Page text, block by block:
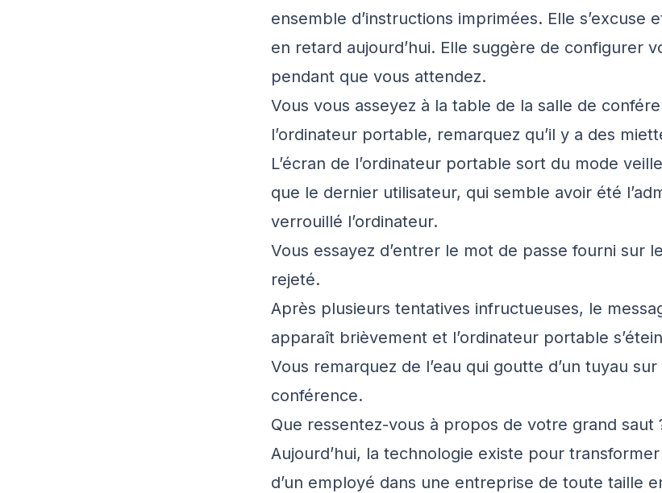
ensemble d’instructions imprimées. Elle s’excuse
en retard aujourd’hui. Elle suggère de configurer
pendant que vous attendez.
Vous vous asseyez à la table de la salle de
l’ordinateur portable, remarquez qu’il y a des
L’écran de l’ordinateur portable sort du mode
que le dernier utilisateur, qui semble avoir été
verrouillé l’ordinateur.
Vous essayez d’entrer le mot de passe fourni sur
rejeté.
Après plusieurs tentatives infructueuses, le
apparaît brièvement et l’ordinateur portable
Vous remarquez de l’eau qui goutte d’un tuyau
conférence.
Que ressentez-vous à propos de votre grand saut
Aujourd’hui, la technologie existe pour
d’un employé dans une entreprise de toute taille